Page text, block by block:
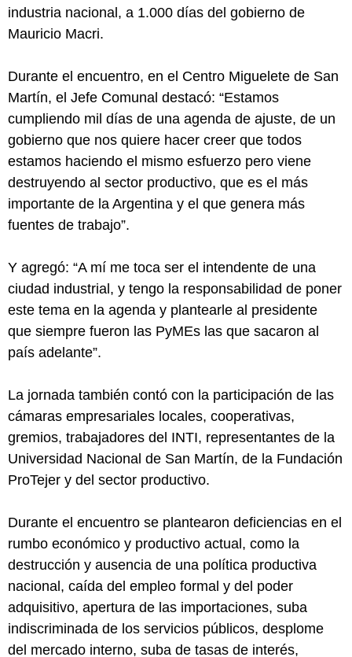
industria nacional, a 1.000 días del gobierno de
Mauricio Macri.
Durante el encuentro, en el Centro Miguelete de San
Martín, el Jefe Comunal destacó: “Estamos
cumpliendo mil días de una agenda de ajuste, de un
gobierno que nos quiere hacer creer que todos
estamos haciendo el mismo esfuerzo pero viene
destruyendo al sector productivo, que es el más
importante de la Argentina y el que genera más
fuentes de trabajo”.
Y agregó: “A mí me toca ser el intendente de una
ciudad industrial, y tengo la responsabilidad de poner
este tema en la agenda y plantearle al presidente
que siempre fueron las PyMEs las que sacaron al
país adelante”.
La jornada también contó con la participación de las
cámaras empresariales locales, cooperativas,
gremios, trabajadores del INTI, representantes de la
Universidad Nacional de San Martín, de la Fundación
ProTejer y del sector productivo.
Durante el encuentro se plantearon deficiencias en el
rumbo económico y productivo actual, como la
destrucción y ausencia de una política productiva
nacional, caída del empleo formal y del poder
adquisitivo, apertura de las importaciones, suba
indiscriminada de los servicios públicos, desplome
del mercado interno, suba de tasas de interés,